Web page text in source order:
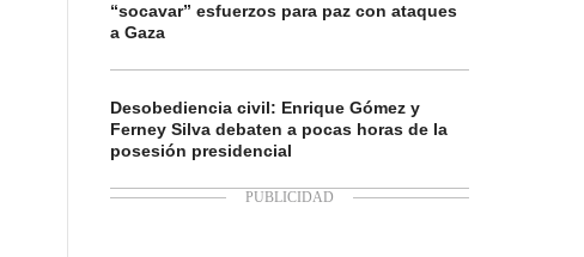
“socavar” esfuerzos para paz con ataques
a Gaza
Desobediencia civil: Enrique Gómez y
Ferney Silva debaten a pocas horas de la
posesión presidencial